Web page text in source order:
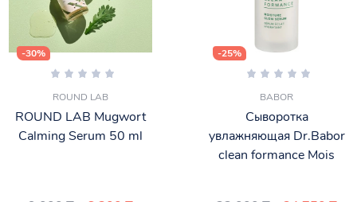
-30%
ROUND LAB
ROUND LAB Mugwort
Calming Serum 50 ml
-25%
BABOR
Сыворотка
увлажняющая Dr.Babor
clean formance Mois